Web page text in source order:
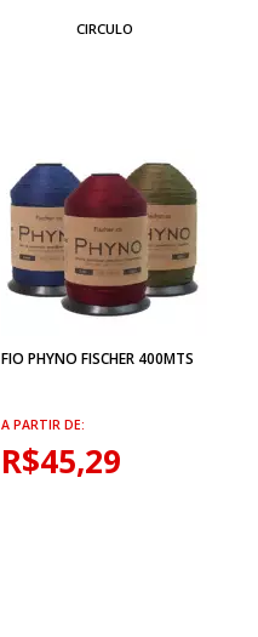
CIRCULO
FIO PHYNO FISCHER 400MTS
A PARTIR DE:
R$45,29